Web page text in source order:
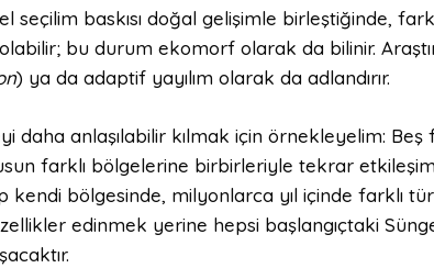
seçilim baskısı doğal gelişimle birleştiğinde,
bu durum ekomorf olarak da bilinir.
) ya da adaptif yayılım olarak da adlandırır.
daha anlaşılabilir kılmak için örnekleyelim:
farklı bölgelerine birbirleriyle tekrar
kendi bölgesinde, milyonlarca yıl içinde farklı
edinmek yerine hepsi başlangıçtaki